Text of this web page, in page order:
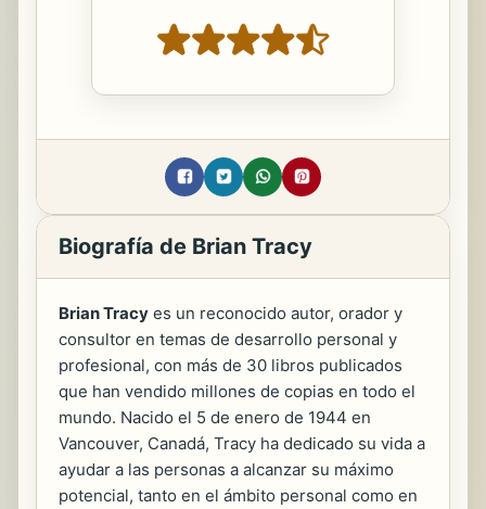
Biografía de Brian Tracy
Brian Tracy es un reconocido autor, orador y
consultor en temas de desarrollo personal y
profesional, con más de 30 libros publicados
que han vendido millones de copias en todo el
mundo. Nacido el 5 de enero de 1944 en
Vancouver, Canadá, Tracy ha dedicado su vida a
ayudar a las personas a alcanzar su máximo
potencial, tanto en el ámbito personal como en